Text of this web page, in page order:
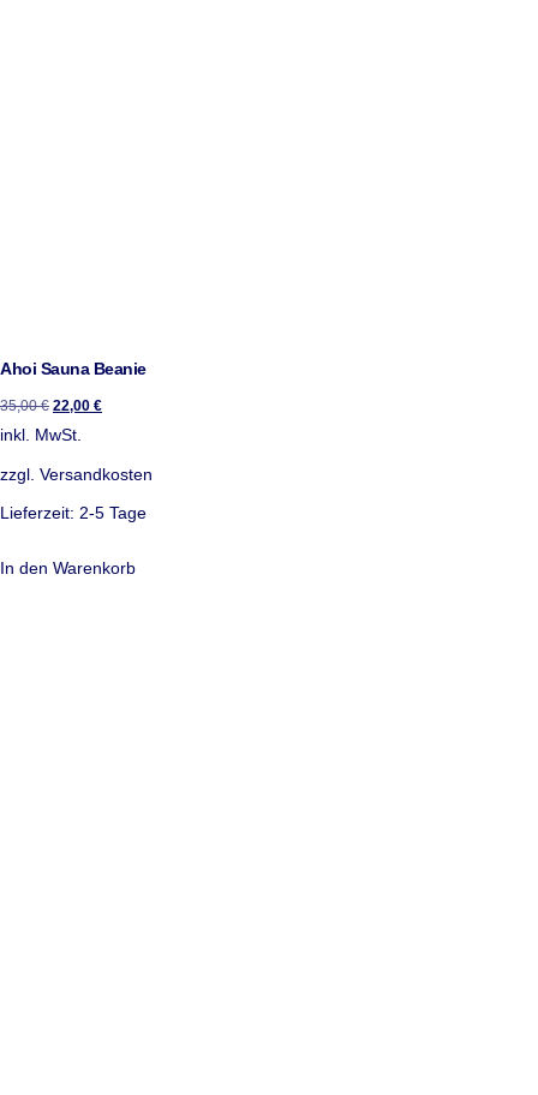
Ahoi Sauna Beanie
35,00€ 22,00 €
inkl. MwSt.
zzgl. Versandkosten
Lieferzeit: 2-5 Tage
In den Warenkorb